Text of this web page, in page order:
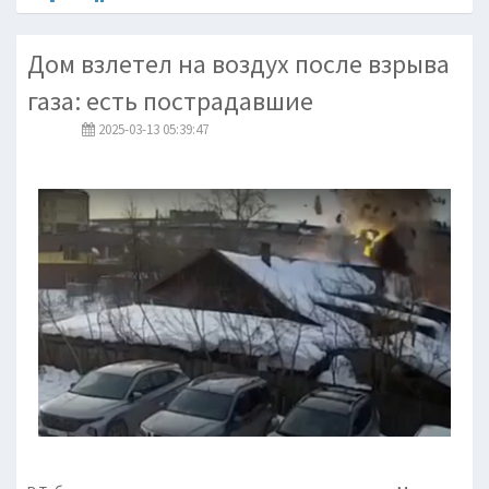
Дом взлетел на воздух после взрыва
газа: есть пострадавшие
2025-03-13 05:39:47